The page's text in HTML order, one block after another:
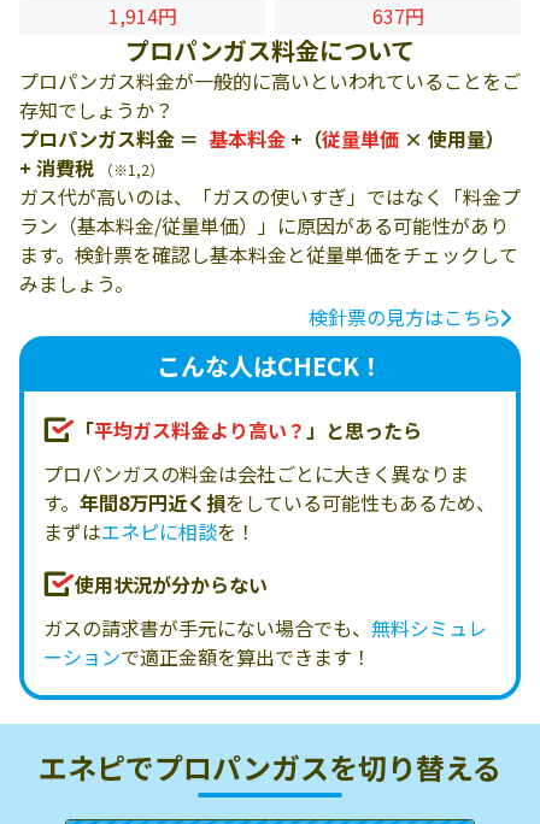
1,914円
637円
プロパンガス料金について
プロパンガス料金が一般的に高いといわれていることをご
存知でしょうか？
プロパンガス料金 ＝ 基本料金 +（従量単価 × 使用量）
+ 消費税
（※1,2）
ガス代が高いのは、「ガスの使いすぎ」ではなく「料金プ
ラン（基本料金/従量単価）」に原因がある可能性があり
ます。検針票を確認し基本料金と従量単価をチェックして
みましょう。
検針票の見方はこちら
こんな人はCHECK！
「平均ガス料金より高い？」と思ったら
プロパンガスの料金は会社ごとに大きく異なりま
す。 年間8万円近く損をしている可能性もあるため、
まずはエネピに相談を！
使用状況が分からない
ガスの請求書が手元にない場合でも、 無料シミュレ
ーションで適正金額を算出できます！
エネピでプロパンガスを切り替える